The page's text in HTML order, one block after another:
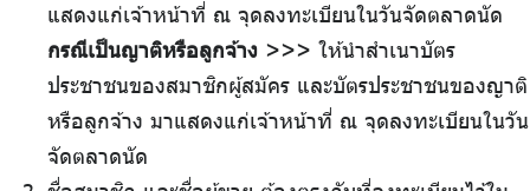
แสดงแก่เจ้าหน้าที่ ณ จุดลงทะเบียนในวันจัดตลาดนัด
กรณีเป็นญาติหรือลูกจ้าง >>> ให้นำสำเนาบัตร
ประชาชนของสมาชิกผู้สมัคร และบัตรประชาชนของญาติ
หรือลูกจ้าง มาแสดงแก่เจ้าหน้าที่ ณ จุดลงทะเบียนในวัน
จัดตลาดนัด